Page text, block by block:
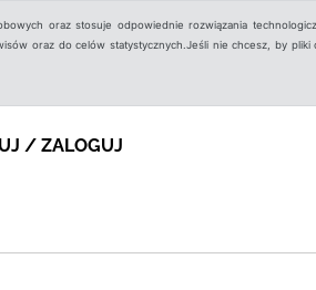
oraz stosuje odpowiednie rozwiązania
oraz do celów statystycznych.Jeśli nie chcesz, by pliki
/ ZALOGUJ